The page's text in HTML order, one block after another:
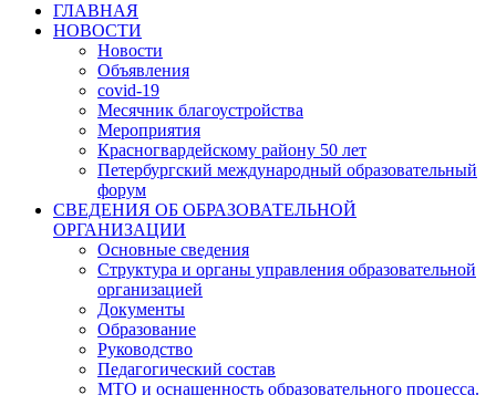
ГЛАВНАЯ
НОВОСТИ
Новости
Объявления
covid-19
Месячник благоустройства
Мероприятия
Красногвардейскому району 50 лет
Петербургский международный образовательный
форум
СВЕДЕНИЯ ОБ ОБРАЗОВАТЕЛЬНОЙ
ОРГАНИЗАЦИИ
Основные сведения
Структура и органы управления образовательной
организацией
Документы
Образование
Руководство
Педагогический состав
МТО и оснащенность образовательного процесса.